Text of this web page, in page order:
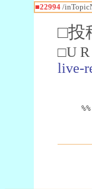
■22994/
□投
□U
live-
%%